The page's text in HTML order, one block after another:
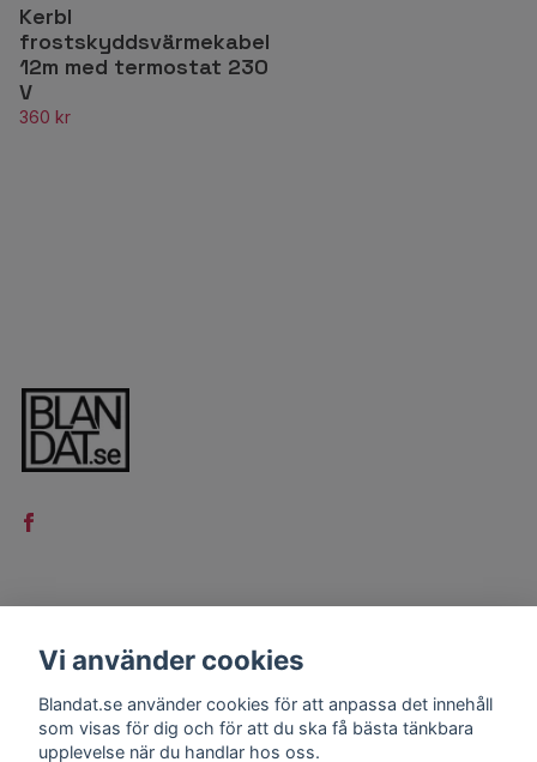
Kerbl
frostskyddsvärmekabel
12m med termostat 230
V
360 kr
Kontakt
Köpvillkor
Vi använder cookies
Blandat.se använder cookies för att anpassa det innehåll
som visas för dig och för att du ska få bästa tänkbara
upplevelse när du handlar hos oss.